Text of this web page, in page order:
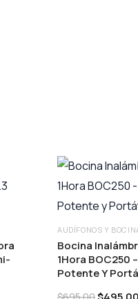
AUDÍFONOS Y
Bocina
1Hora BOC250
Potente Y
$695.00Original